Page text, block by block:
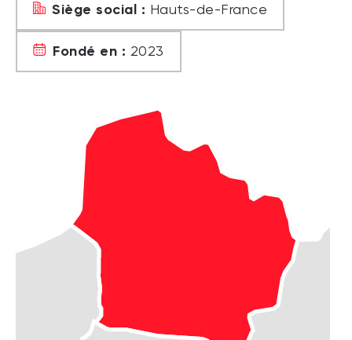
Siège social : Hauts-de-France
Fondé en : 2023